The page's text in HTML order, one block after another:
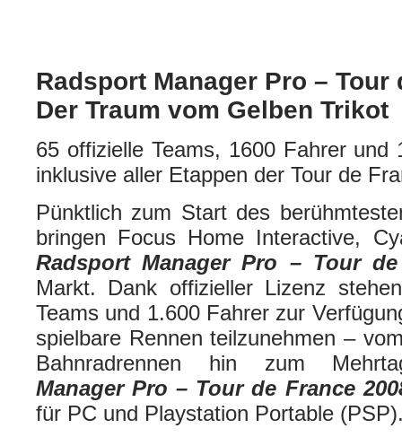
Radsport Manager Pro – Tour
Der Traum vom Gelben Trikot
65 offizielle Teams, 1600 Fahrer und
inklusive aller Etappen der Tour de
Pünktlich zum Start des
bringen Focus Home Interactive,
Radsport Manager Pro – Tour
Markt. Dank offizieller Lizenz
Teams und 1.600 Fahrer zur
spielbare Rennen teilzunehmen –
Bahnradrennen hin zum
Manager Pro – Tour de France
für PC und Playstation Portable